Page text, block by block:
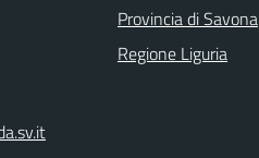
Provincia di Savona
Regione Liguria